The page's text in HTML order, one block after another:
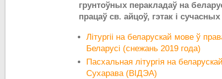
грунтоўных перакладаў на
працаў св. айцоў, гэтак і
Літургіі на беларускай мове ў
Беларусі (снежань 2019 года)
Пасхальная літургія на
Сухарава (ВІДЭА)